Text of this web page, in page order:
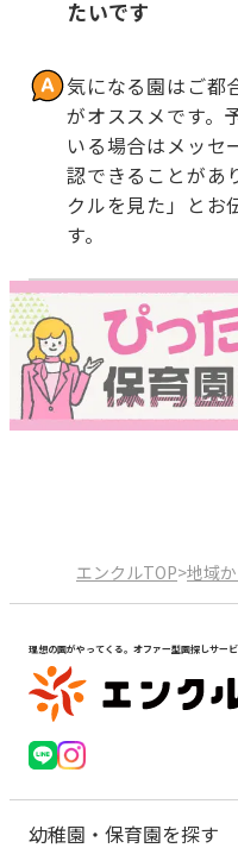
たいです
気になる園はご都
がオススメです。
いる場合はメッセ
認できることがあ
クルを見た」とお
す。
エンクルTOP>地域
理想の園がやってくる。オファー型園探しサー
幼稚園・保育園を探す